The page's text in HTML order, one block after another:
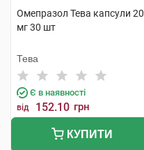
Омепразол Тева капсули 20
мг 30 шт
Тева
Є в наявності
від 152.10 грн
КУПИТИ